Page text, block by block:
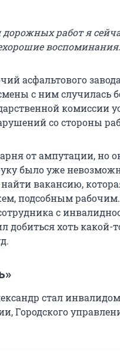
работ я
асфальтового
с ним случилась
комиссии
со стороны
от ампутации, но
было уже
найти вакансию,
подсобным рабочим.
с
хоть какой-
стал
Городского